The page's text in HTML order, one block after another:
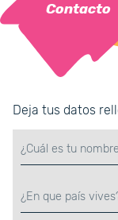
Contacto
Deja tus datos